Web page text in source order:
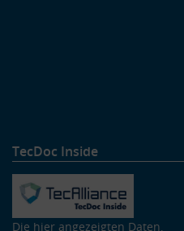
TecDoc Inside
Die hier angezeigten Daten,